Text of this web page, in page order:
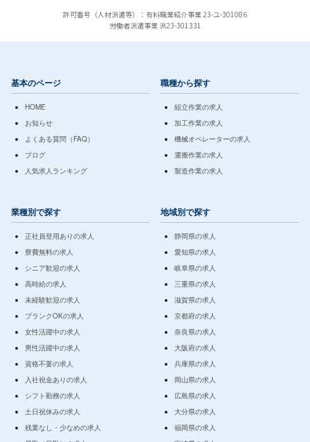
許可番号（人材派遣等）：有料職業紹介事業 23-ユ-301086
労働者派遣事業 派23-301331
基本のページ
HOME
お知らせ
よくある質問（FAQ）
ブログ
人気求人ランキング
職種から探す
組立作業の求人
加工作業の求人
機械オペレーターの求人
運搬作業の求人
製造作業の求人
業種別で探す
正社員登用ありの求人
寮費無料の求人
シニア歓迎の求人
高時給の求人
未経験歓迎の求人
ブランクOKの求人
女性活躍中の求人
男性活躍中の求人
資格不要の求人
入社祝金ありの求人
シフト勤務の求人
土日祝休みの求人
残業なし・少なめの求人
地域別で探す
静岡県の求人
愛知県の求人
岐阜県の求人
三重県の求人
滋賀県の求人
京都府の求人
奈良県の求人
大阪府の求人
兵庫県の求人
岡山県の求人
広島県の求人
大分県の求人
福岡県の求人